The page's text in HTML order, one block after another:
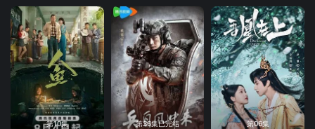
第10集 第36集已完结 第06集